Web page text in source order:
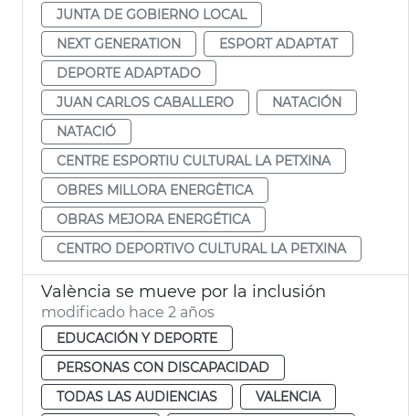
JUNTA DE GOBIERNO LOCAL
NEXT GENERATION
ESPORT ADAPTAT
DEPORTE ADAPTADO
JUAN CARLOS CABALLERO
NATACIÓN
NATACIÓ
CENTRE ESPORTIU CULTURAL LA PETXINA
OBRES MILLORA ENERGÈTICA
OBRAS MEJORA ENERGÉTICA
CENTRO DEPORTIVO CULTURAL LA PETXINA
València se mueve por la inclusión
modificado hace 2 años
EDUCACIÓN Y DEPORTE
PERSONAS CON DISCAPACIDAD
TODAS LAS AUDIENCIAS
VALENCIA